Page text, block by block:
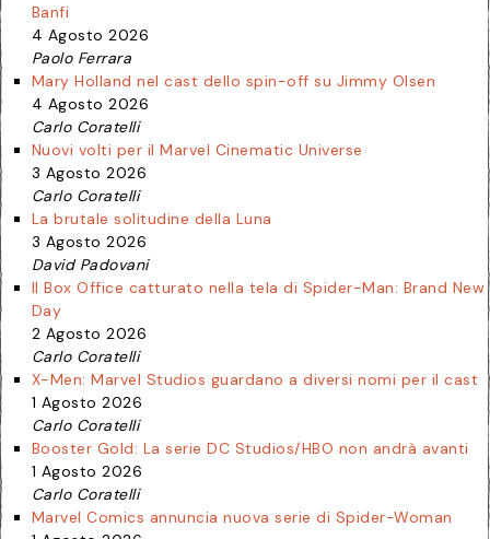
Banfi
4 Agosto 2026
Paolo Ferrara
Mary Holland nel cast dello spin-off su Jimmy Olsen
4 Agosto 2026
Carlo Coratelli
Nuovi volti per il Marvel Cinematic Universe
3 Agosto 2026
Carlo Coratelli
La brutale solitudine della Luna
3 Agosto 2026
David Padovani
Il Box Office catturato nella tela di Spider-Man: Brand New
Day
2 Agosto 2026
Carlo Coratelli
X-Men: Marvel Studios guardano a diversi nomi per il cast
1 Agosto 2026
Carlo Coratelli
Booster Gold: La serie DC Studios/HBO non andrà avanti
1 Agosto 2026
Carlo Coratelli
Marvel Comics annuncia nuova serie di Spider-Woman